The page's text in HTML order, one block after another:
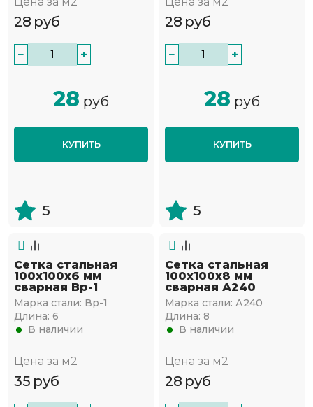
28 руб
− +
28 руб
КУПИТЬ
5
28 руб
− +
28 руб
КУПИТЬ
5
Сетка стальная
100х100х6 мм
сварная Вр-1
Марка стали: Вр-1
Длина: 6
В наличии
Цена за м2
35 руб
Сетка стальная
100х100х8 мм
сварная А240
Марка стали: А240
Длина: 8
В наличии
Цена за м2
28 руб